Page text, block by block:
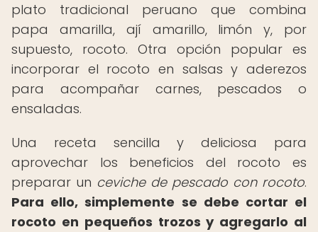
plato tradicional peruano que combina
papa amarilla, ají amarillo, limón y, por
supuesto, rocoto. Otra opción popular es
incorporar el rocoto en salsas y aderezos
para acompañar carnes, pescados o
ensaladas.
Una receta sencilla y deliciosa para
aprovechar los beneficios del rocoto es
preparar un ceviche de pescado con rocoto.
Para ello, simplemente se debe cortar el
rocoto en pequeños trozos y agregarlo al